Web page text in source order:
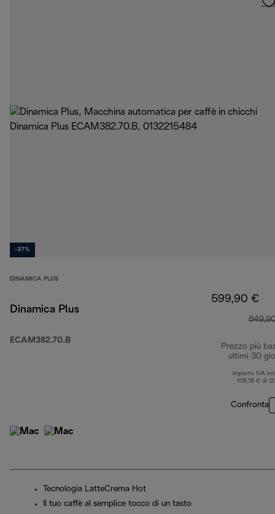
-37%
DINAMICA PLUS
Dinamica Plus
ECAM382.70.B
599,90 €
Prezzo più
ultimi 30
Importo IVA
108,18 € di
Confronta
Tecnologia LatteCrema Hot
Il tuo caffè al semplice tocco di un tasto